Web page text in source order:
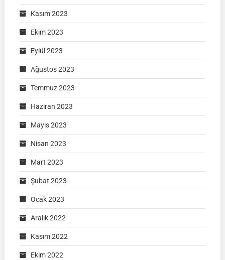
Kasım 2023
Ekim 2023
Eylül 2023
Ağustos 2023
Temmuz 2023
Haziran 2023
Mayıs 2023
Nisan 2023
Mart 2023
Şubat 2023
Ocak 2023
Aralık 2022
Kasım 2022
Ekim 2022